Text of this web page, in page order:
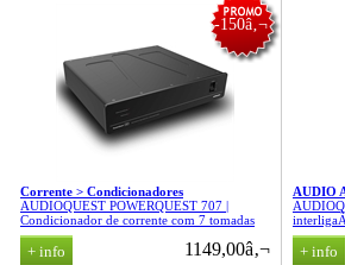
Corrente > Condicionadores
AUDIOQUEST POWERQUEST 707 |
Condicionador de corrente com 7 tomadas
1149,00â‚¬
-150â‚¬
AUDIO